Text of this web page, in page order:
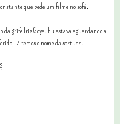
que pede um filme no sofá.
da grife Iris Goya. Eu estava aguardando a
já temos o nome da sortuda.